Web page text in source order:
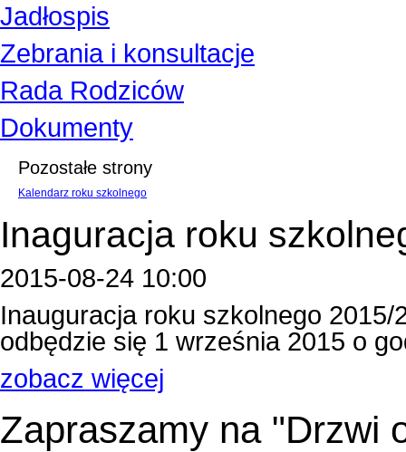
Jadłospis
Zebrania i konsultacje
Rada Rodziców
Dokumenty
Pozostałe strony
Kalendarz roku szkolnego
Inaguracja roku
2015-08-24 10:00
Inauguracja roku szkolnego
odbędzie się 1 września 2015 o
zobacz więcej
Zapraszamy na "Drzwi